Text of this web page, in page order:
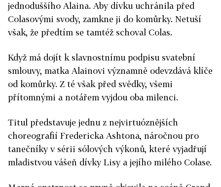
jednoduššího Alaina. Aby dívku uchránila před
Colasovými svody, zamkne ji do komůrky. Netuší
však, že předtím se tamtéž schoval Colas.
Když má dojít k slavnostnímu podpisu svatební
smlouvy, matka Alainovi významně odevzdává klíče
od komůrky. Z té však před svědky, všemi
přítomnými a notářem vyjdou oba milenci.
Titul představuje jednu z nejvirtuóznějších
choreografií Fredericka Ashtona, náročnou pro
tanečníky v sérii sólových výkonů, které vyjadřují
mladistvou vášeň dívky Lisy a jejího milého Colase.